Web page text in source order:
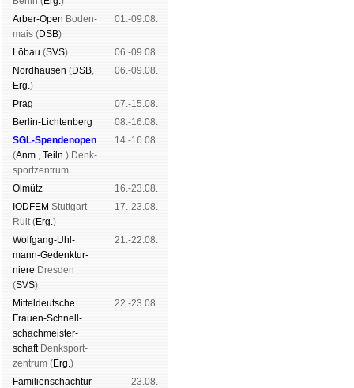
Arber-Open Boden­
mais (DSB)
01.-09.08.
Lö­bau (SVS)
06.-09.08.
Nord­hau­sen (DSB,
Erg.)
06.-09.08.
Prag
07.-15.08.
Berlin-Lich­ten­berg
08.-16.08.
SGL-Spenden­open
(Anm., Teiln.) Denk­
sport­zen­trum
14.-16.08.
Ol­mütz
16.-23.08.
IODFEM Stutt­gart-
Ruit (Erg.)
17.-23.08.
Wolf­gang-Uhl­
mann-Ge­denk­tur­
niere Dres­den
(SVS)
21.-22.08.
Mit­tel­deu­tsche
Frauen-Schnell­
schach­meis­ter­
schaftDenk­sport­
zen­trum (Erg.)
22.-23.08.
Familien­schach­tur­
23.08.